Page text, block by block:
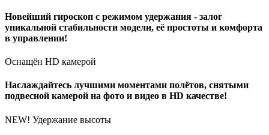
Новейший гироскоп с режимом удержания - залог
уникальной стабильности модели, её простоты и комфорта
в управлении!
Оснащён HD камерой
Наслаждайтесь лучшими моментами полётов, снятыми
подвесной камерой на фото и видео в HD качестве!
NEW! Удержание высоты